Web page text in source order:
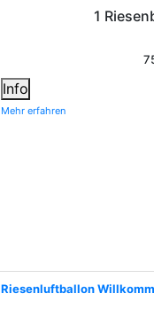
1
Info
Mehr erfahren
Riesenluftballon